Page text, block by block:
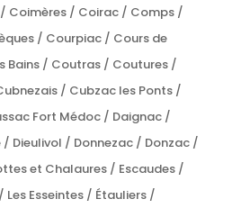
Coimères / Coirac / Comps /
/ Courpiac / Cours de
Bains / Coutras / Coutures /
/ Cubzac les Ponts /
Fort Médoc / Daignac /
Dieulivol / Donnezac / Donzac /
et Chalaures / Escaudes /
Les Esseintes / Étauliers /